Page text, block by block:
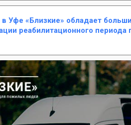
Уфе «Близкие» обладает
реабилитационного периода